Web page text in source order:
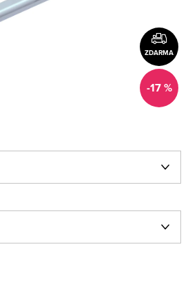
ZDARMA
-17 %